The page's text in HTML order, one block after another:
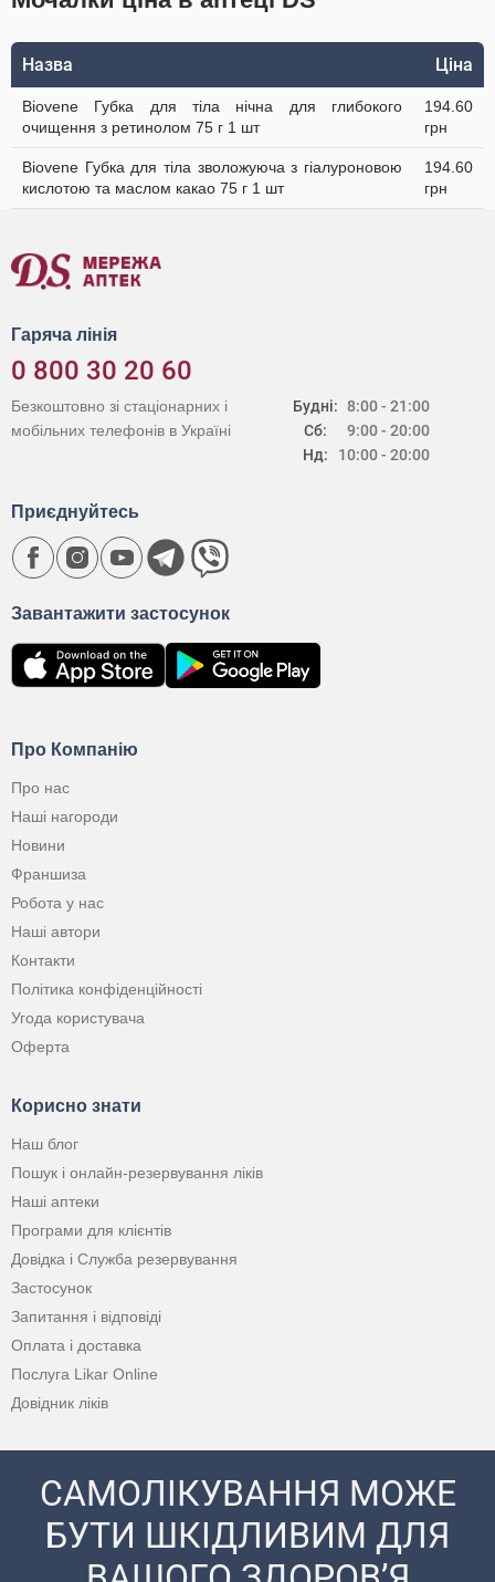
Назва Ціна
Biovene Губка для тіла нічна для глибокого
очищення з ретинолом 75 г 1 шт
194.60
грн
Biovene Губка для тіла зволожуюча з гіалуроновою
кислотою та маслом какао 75 г 1 шт
194.60
грн
Гаряча лінія
0 800 30 20 60
Будні:
Сб:
Нд:
8:00 - 21:00
9:00 - 20:00
10:00 - 20:00
Безкоштовно зі стаціонарних і
мобільних телефонів в Україні
Про Компанію
Про нас
Наші нагороди
Новини
Франшиза
Робота у нас
Наші автори
Контакти
Політика конфіденційності
Угода користувача
Оферта
Корисно знати
Наш блог
Пошук і онлайн-резервування ліків
Наші аптеки
Програми для клієнтів
Довідка і Служба резервування
Застосунок
Запитання і відповіді
Оплата і доставка
Послуга Likar Online
Довідник ліків
Завантажити застосунок
Приєднуйтесь
САМОЛІКУВАННЯ МОЖЕ
БУТИ ШКІДЛИВИМ ДЛЯ